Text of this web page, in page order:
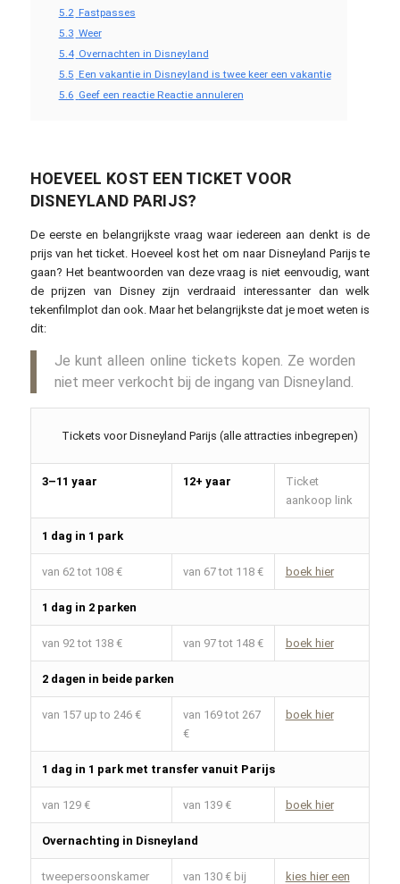
5.2 Fastpasses
5.3 Weer
5.4 Overnachten in Disneyland
5.5 Een vakantie in Disneyland is twee keer een vakantie
5.6 Geef een reactie Reactie annuleren
HOEVEEL KOST EEN TICKET VOOR
DISNEYLAND PARIJS?
De eerste en belangrijkste vraag waar iedereen aan denkt is de
prijs van het ticket. Hoeveel kost het om naar Disneyland Parijs te
gaan? Het beantwoorden van deze vraag is niet eenvoudig, want
de prijzen van Disney zijn verdraaid interessanter dan welk
tekenfilmplot dan ook. Maar het belangrijkste dat je moet weten is
dit:
Je kunt alleen online tickets kopen. Ze worden
niet meer verkocht bij de ingang van Disneyland.
Tickets voor Disneyland Parijs (alle attracties inbegrepen)
3–11 yaar 12+ yaar
Ticket
aankoop link
1 dag in 1 park
van 62 tot 108 € van 67 tot 118 € boek hier
1 dag in 2 parken
van 92 tot 138 € van 97 tot 148 € boek hier
2 dagen in beide parken
van 157 up to 246 €
van 169 tot 267
€
boek hier
1 dag in 1 park met transfer vanuit Parijs
van 129 € van 139 € boek hier
Overnachting in Disneyland
tweepersoonskamer
van 130 € bij
kies hier een